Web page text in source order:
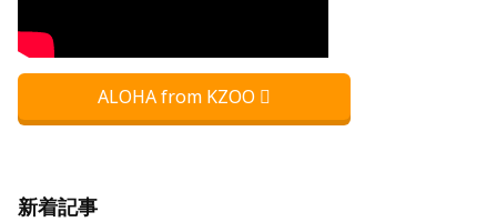
ALOHA from KZOO
新着記事